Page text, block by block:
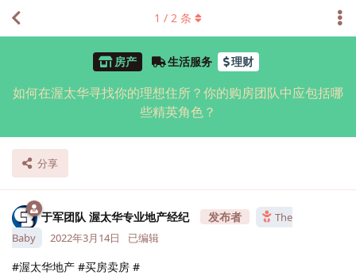
房产 生活服务 理财
如何在渥太华寻找你的理想住所？你的购房团队中应包括哪
些精英角色？
分享
1 / 2 条
于军团队 渥太华专业地产经纪
The
Baby
2022年3月14日 已编辑
#渥太华地产 #买房卖房 #